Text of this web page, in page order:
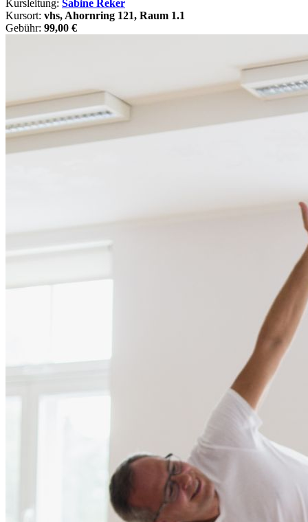
Kursleitung: Sabine Reker
Kursort: vhs, Ahornring 121, Raum 1.1
Gebühr: 99,00 €